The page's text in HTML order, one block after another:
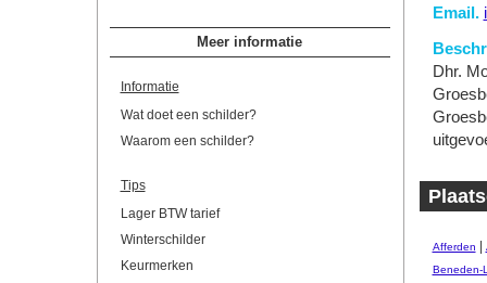
Meer informatie
Informatie
Wat doet een schilder?
Waarom een schilder?
Tips
Lager BTW tarief
Winterschilder
Keurmerken
Email.
Dhr.
Afferden
Beneden-